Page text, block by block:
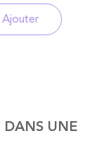
Ajouter
DANS UNE